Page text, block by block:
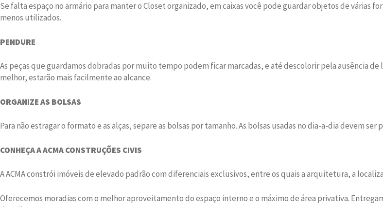
Se falta espaço no armário para manter o Closet organizado, em caixas você pode guardar objetos de várias
menos utilizados.
PENDURE
As peças que guardamos dobradas por muito tempo podem ficar marcadas, e até descolorir pela ausência
melhor, estarão mais facilmente ao alcance.
ORGANIZE AS BOLSAS
Para não estragar o formato e as alças, separe as bolsas por tamanho. As bolsas usadas no dia-a-dia devem
CONHEÇA AACMA CONSTRUÇÕES CIVIS
A ACMA constrói imóveis de elevado padrão com diferenciais exclusivos, entre os quais a arquitetura, a
Oferecemos moradias com o melhor aproveitamento do espaço interno e o máximo de área privativa.